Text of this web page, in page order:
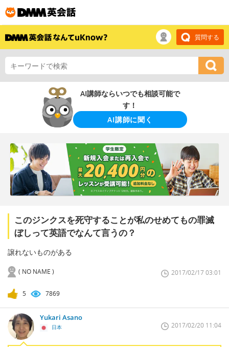
質問する
AI講師ならいつでも相談可能で
す！
AI講師に聞く
このジンクスを死守することが私のせめてもの罪滅
ぼしって英語でなんて言うの？
譲れないものがある
( NO NAME ) 2017/02/17 03:01
5 7869
Yukari Asano
日本 2017/02/20 11:04